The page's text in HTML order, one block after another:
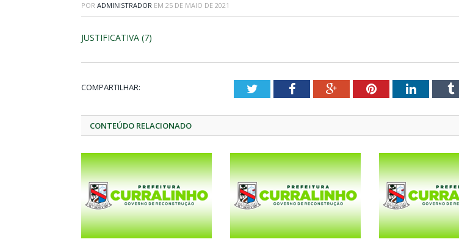
POR ADMINISTRADOR EM 25 DE MAIO DE 2021
JUSTIFICATIVA (7)
COMPARTILHAR: TwitterFacebookGoogle+PinterestLinkedIn
CONTEÚDO RELACIONADO